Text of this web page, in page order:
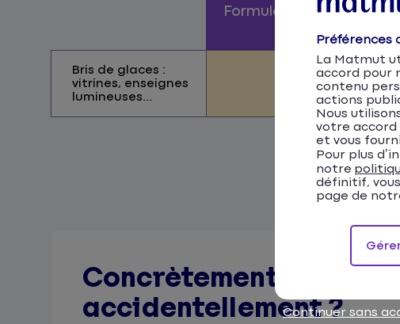
Formule Responsabilité
Bris de glaces :
vitrines, enseignes
lumineuses...
Concrètement, que se
accidentellement ?
Préférences
La Matmut
accord pour
contenu
actions
Nous
votre
et vous
Pour plus
notre
définitif,
page de
Continuer sans